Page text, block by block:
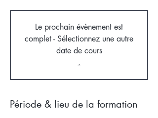
Le prochain évènement est
complet - Sélectionnez une autre
date de cours
.
Période & lieu de la formation